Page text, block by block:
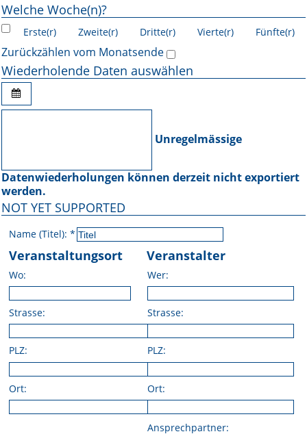
Welche Woche(n)?
Erste(r) Zweite(r) Dritte(r) Vierte(r) Fünfte(r)
Zurückzählen vom Monatsende
Wiederholende Daten auswählen
Unregelmässige
Datenwiederholungen können derzeit nicht exportiert
werden.
NOT YET SUPPORTED
Name (Titel): *
Veranstaltungsort Veranstalter
Wo:
Strasse:
PLZ:
Ort:
Wer:
Strasse:
PLZ:
Ort:
Ansprechpartner: